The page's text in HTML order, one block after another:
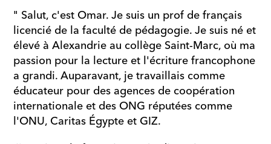
" Salut, c'est Omar. Je suis un prof de français
licencié de la faculté de pédagogie. Je suis né et
élevé à Alexandrie au collège Saint-Marc, où ma
passion pour la lecture et l'écriture francophone
a grandi. Auparavant, je travaillais comme
éducateur pour des agences de coopération
internationale et des ONG réputées comme
l'ONU, Caritas Égypte et GIZ.